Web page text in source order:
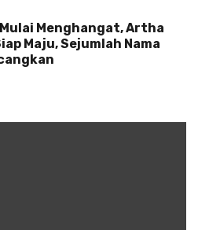
Menghangat, Artha
Maju, Sejumlah Nama